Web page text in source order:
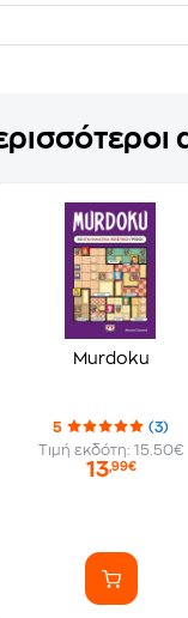
Murdoku
5
(3)
Τιμή εκδότη: 15.50€
13,99€